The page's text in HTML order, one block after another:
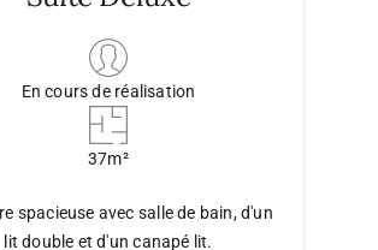
En cours de réalisation
37m²
spacieuse avec salle de bain, d'un
lit double et d'un canapé lit.